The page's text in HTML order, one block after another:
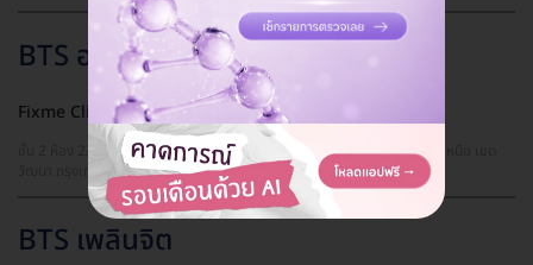
BTS อโศก
Fixme Clinic สาขาสุขุมวิท 39
ชั้น 2 ห้อง 2A อาคาร Upper Suites เลขที่ 29 ซ. สุขมวิท 39 แขวงคลองตันเหนือ เขต
วัฒนา กรุงเทพมหานคร 10110
BTS เพลินจิต